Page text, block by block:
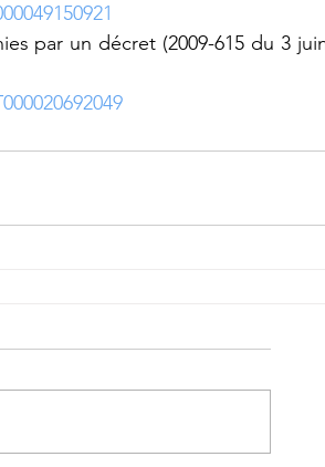
par un décret (2009-615 du 3